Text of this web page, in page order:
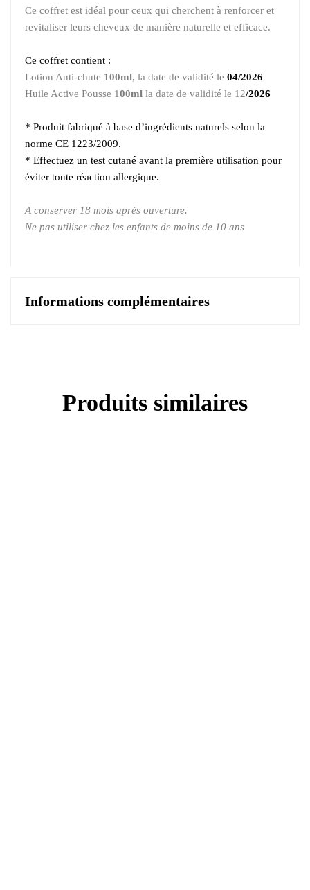
Ce coffret est idéal pour ceux qui cherchent à renforcer et
revitaliser leurs cheveux de manière naturelle et efficace.
Ce coffret contient :
Lotion Anti-chute 100ml, la date de validité le 04/2026
Huile Active Pousse 100ml la date de validité le 12/2026
* Produit fabriqué à base d’ingrédients naturels selon la
norme CE 1223/2009.
* Effectuez un test cutané avant la première utilisation pour
éviter toute réaction allergique.
A conserver 18 mois après ouverture.
Ne pas utiliser chez les enfants de moins de 10 ans
Informations complémentaires
Produits similaires